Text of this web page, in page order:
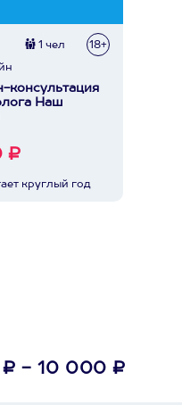
1 чел 18+
консультация
Наш
₽
круглый год
- 10 000 ₽